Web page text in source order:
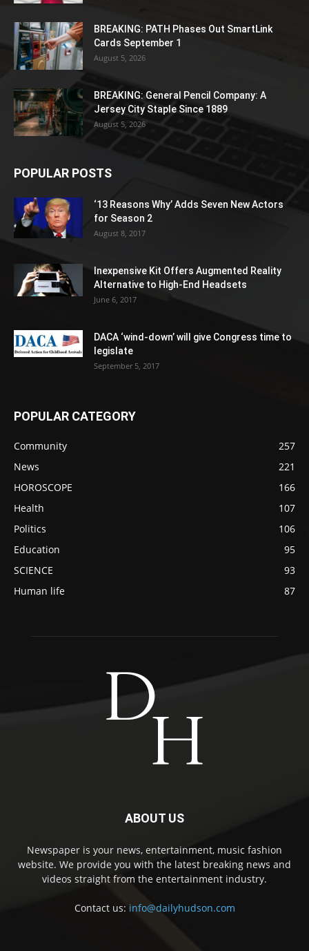
BREAKING: PATH Phases Out SmartLink
Cards September 1
August 5, 2026
BREAKING: General Pencil Company: A
Jersey City Staple Since 1889
August 5, 2026
POPULAR POSTS
‘13 Reasons Why’ Adds Seven New Actors
for Season 2
August 8, 2017
Inexpensive Kit Offers Augmented Reality
Alternative to High-End Headsets
June 6, 2017
DACA ‘wind-down’ will give Congress time to
legislate
September 5, 2017
POPULAR CATEGORY
Community
257
News
221
HOROSCOPE
166
Health
107
Politics
106
Education
95
SCIENCE
93
Human life
87
ABOUT US
Newspaper is your news, entertainment, music fashion
website. We provide you with the latest breaking news and
videos straight from the entertainment industry.
Contact us: info@dailyhudson.com